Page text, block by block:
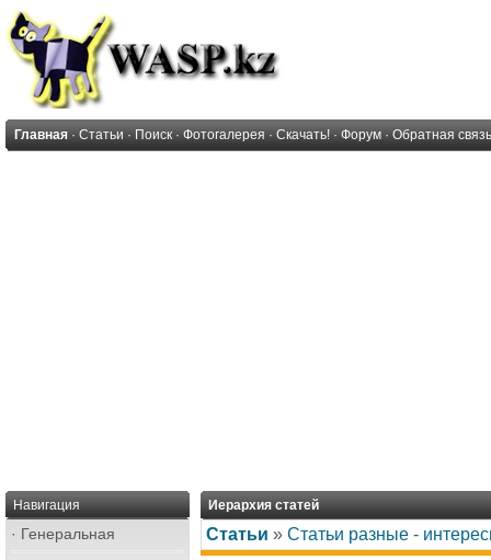
Главная · Статьи · Поиск · Фотогалерея · Скачать! · Форум · Обратная связь
Навигация
· Генеральная
Иерархия статей
Статьи » Статьи разные -